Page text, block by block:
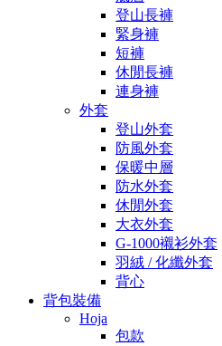
登山長褲
緊身褲
短褲
休閒長褲
連身褲
外套
登山外套
防風外套
保暖中層
防水外套
休閒外套
大衣外套
G-1000襯衫外套
羽絨 / 化纖外套
背心
背包裝備
Hoja
包款